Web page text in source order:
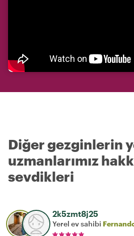
Diğer gezginlerin
uzmanlarımız
sevdikleri
2k5zmt8j25
Yerel ev sahibi